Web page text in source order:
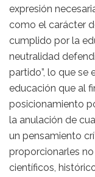
expresión
como el carácter
cumplido por la
neutralidad
partido”, lo que se
educación que al
posicionamiento
la anulación de
un pensamiento
proporcionarles
científicos,